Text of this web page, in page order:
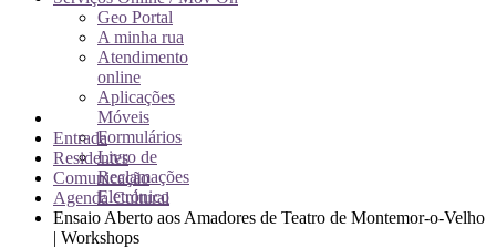
Geo Portal
A minha rua
Atendimento
online
Aplicações
Móveis
Formulários
Livro de
Reclamações
Eletrónico
Entrada
Residentes
Comunicação
Agenda Cultural
Ensaio Aberto aos Amadores de Teatro de Montemor-o-Velho
| Workshops